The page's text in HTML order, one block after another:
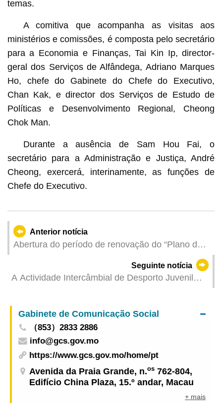
temas.
A comitiva que acompanha as visitas aos
ministérios e comissões, é composta pelo secretário
para a Economia e Finanças, Tai Kin Ip, director-
geral dos Serviços de Alfândega, Adriano Marques
Ho, chefe do Gabinete do Chefe do Executivo,
Chan Kak, e director dos Serviços de Estudo de
Políticas e Desenvolvimento Regional, Cheong
Chok Man.
Durante a ausência de Sam Hou Fai, o
secretário para a Administração e Justiça, André
Cheong, exercerá, interinamente, as funções de
Chefe do Executivo.
Anterior notícia
Abertura do período de renovação do “Plano de
financiamento de bolsas de estudo para o ensino
superior”, do “Plano de bolsas de mérito para a
frequência das melhores instituições de ensino
pagamento dos juros ao crédito para os estudos”
para o ano lectivo de 2025/2026
Seguinte notícia
A Actividade Intercâmbial de Desporto Juvenil
Gabinete de Comunicação Social
（853）2833 2886
info@gcs.gov.mo
https://www.gcs.gov.mo/home/pt
Avenida da Praia Grande, n.os 762-804,
Edifício China Plaza, 15.º andar, Macau
+ mais